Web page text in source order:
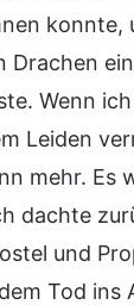
konnte,
Wenn
Leiden
mehr. Es
dachte
und
Tod ins